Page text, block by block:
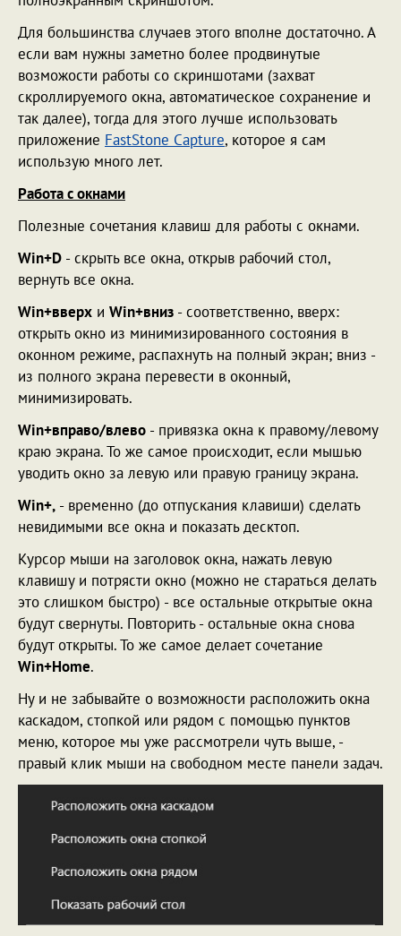
Для большинства случаев этого вполне достаточно. А
если вам нужны заметно более продвинутые
возможости работы со скриншотами (захват
скроллируемого окна, автоматическое сохранение и
так далее), тогда для этого лучше использовать
приложение FastStone Capture, которое я сам
использую много лет.
Работа с окнами
Полезные сочетания клавиш для работы с окнами.
Win+D - скрыть все окна, открыв рабочий стол,
вернуть все окна.
Win+вверх и Win+вниз - соответственно, вверх:
открыть окно из минимизированного состояния в
оконном режиме, распахнуть на полный экран; вниз -
из полного экрана перевести в оконный,
минимизировать.
Win+вправо/влево - привязка окна к правому/левому
краю экрана. То же самое происходит, если мышью
уводить окно за левую или правую границу экрана.
Win+, - временно (до отпускания клавиши) сделать
невидимыми все окна и показать десктоп.
Курсор мыши на заголовок окна, нажать левую
клавишу и потрясти окно (можно не стараться делать
это слишком быстро) - все остальные открытые окна
будут свернуты. Повторить - остальные окна снова
будут открыты. То же самое делает сочетание
Win+Home.
Ну и не забывайте о возможности расположить окна
каскадом, стопкой или рядом с помощью пунктов
меню, которое мы уже рассмотрели чуть выше, -
правый клик мыши на свободном месте панели задач.